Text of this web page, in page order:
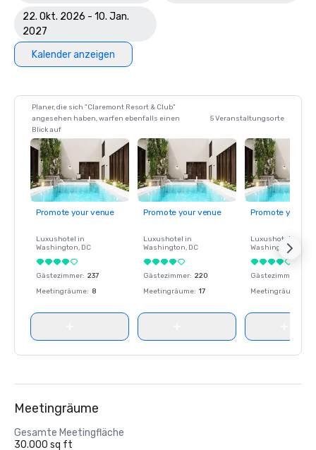
22. Okt. 2026 - 10. Jan.
2027
Kalender anzeigen
Planer, die sich "Claremont Resort & Club"
angesehen haben, warfen ebenfalls einen
Blick auf
5 Veranstaltungsorte
Promote your venue
Luxushotel in
Washington, DC
Gästezimmer: 237
Meetingräume: 8
Promote your venue
Luxushotel in
Washington, DC
Gästezimmer: 220
Meetingräume: 17
Promote your
Luxushotel in
Washington
Gästezimmer
Meetingräume
Meetingräume
Gesamte Meetingfläche
30.000 sq ft